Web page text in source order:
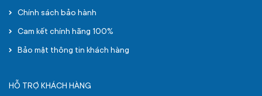
Chính sách bảo hành
Cam kết chính hãng 100%
Bảo mật thông tin khách hàng
HỖ TRỢ KHÁCH HÀNG